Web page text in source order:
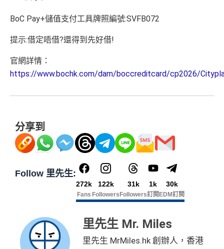
BoC Pay+儲值支付工具牌照編號:SVFB072
提示:借定唔借?還得到先好借!
官網詳情：
https://www.bochk.com/dam/boccreditcard/cp2026/
分享到
Follow 里先生:
272k
Fans
122k
Followers
31k
Followers
1k
訂閱
30k
EDM訂閱
里先生 Mr. Miles
里先生 MrMiles.hk 創辦人，香港